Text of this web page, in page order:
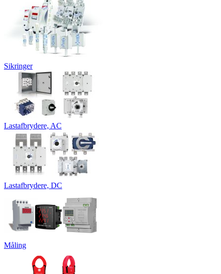
Sikringer
Lastafbrydere, AC
Lastafbrydere, DC
Måling